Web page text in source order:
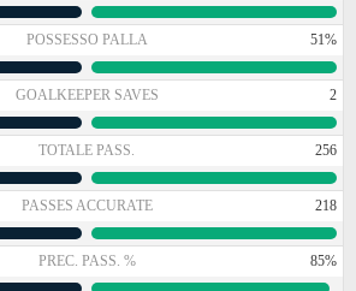
POSSESSO PALLA 51%
GOALKEEPER SAVES 2
TOTALE PASS. 256
PASSES ACCURATE 218
PREC. PASS. % 85%